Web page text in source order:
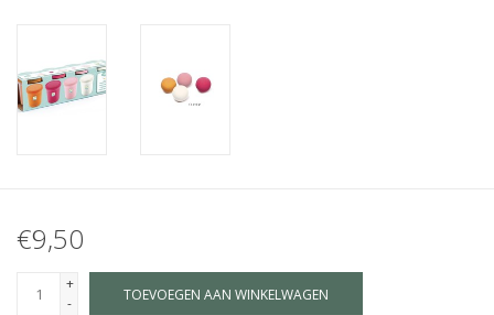
€9,50
+
-
TOEVOEGEN AAN WINKELWAGEN